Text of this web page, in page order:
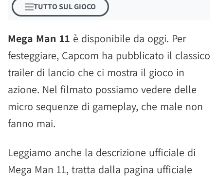
TUTTO SUL GIOCO
Mega Man 11 è disponibile da oggi. Per
festeggiare, Capcom ha pubblicato il classico
trailer di lancio che ci mostra il gioco in
azione. Nel filmato possiamo vedere delle
micro sequenze di gameplay, che male non
fanno mai.
Leggiamo anche la descrizione ufficiale di
Mega Man 11, tratta dalla pagina ufficiale